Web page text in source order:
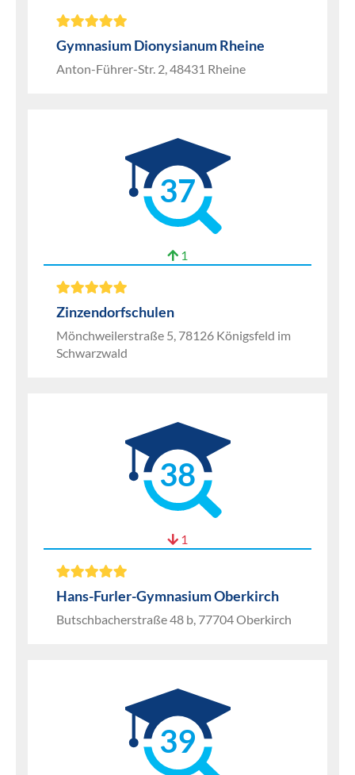
Gymnasium Dionysianum Rheine
Anton-Führer-Str. 2, 48431 Rheine
37
1
Zinzendorfschulen
Mönchweilerstraße 5, 78126 Königsfeld im
Schwarzwald
38
1
Hans-Furler-Gymnasium Oberkirch
Butschbacherstraße 48 b, 77704 Oberkirch
39